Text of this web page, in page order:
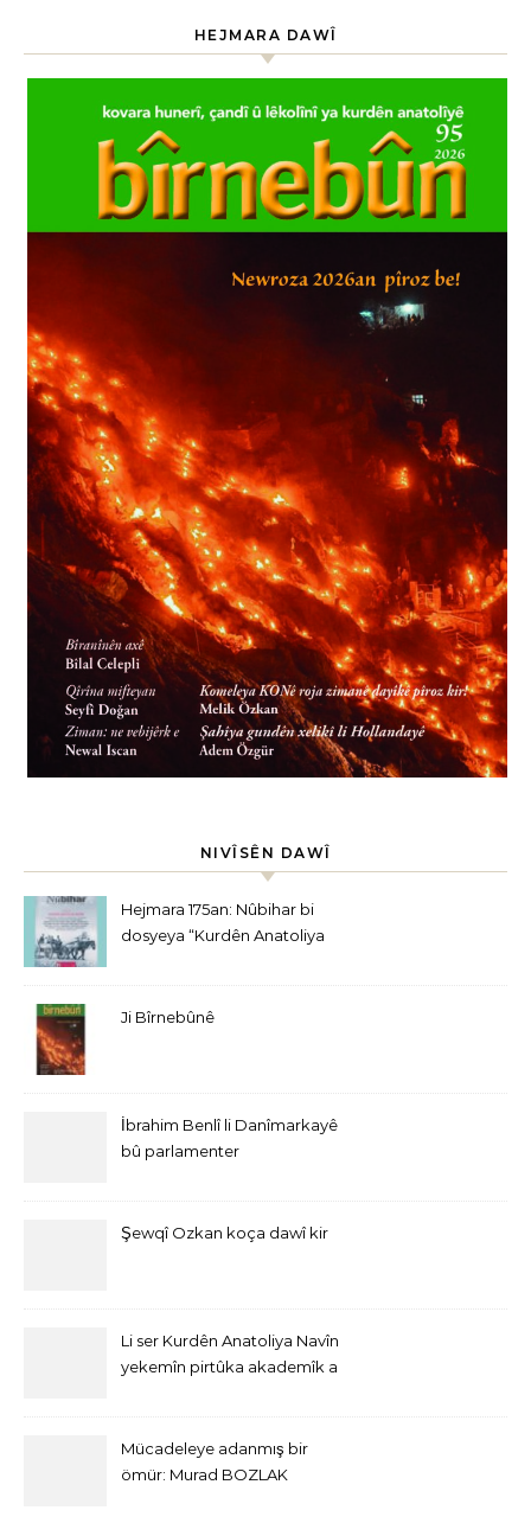
HEJMARA DAWÎ
NIVÎSÊN DAWÎ
Hejmara 175an: Nûbihar bi
dosyeya “Kurdên Anatoliya
Ji Bîrnebûnê
İbrahim Benlî li Danîmarkayê
bû parlamenter
Şewqî Ozkan koça dawî kir
Li ser Kurdên Anatoliya Navîn
yekemîn pirtûka akademîk a
Mücadeleye adanmış bir
ömür: Murad BOZLAK